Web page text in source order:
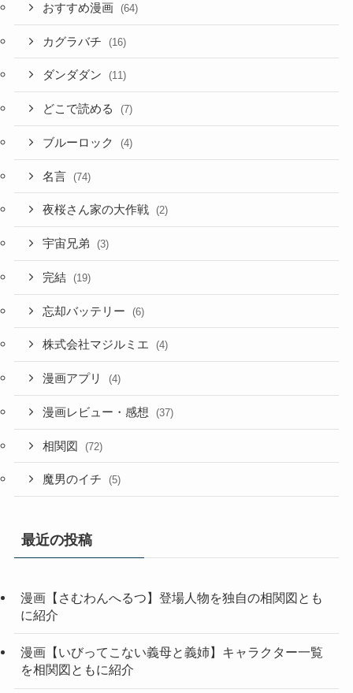
おすすめ漫画 (64)
カグラバチ (16)
ダンダダン (11)
どこで読める (7)
ブルーロック (4)
名言 (74)
夜桜さん家の大作戦 (2)
宇宙兄弟 (3)
完結 (19)
忘却バッテリー (6)
株式会社マジルミエ (4)
漫画アプリ (4)
漫画レビュー・感想 (37)
相関図 (72)
魔男のイチ (5)
最近の投稿
漫画【さむわんへるつ】登場人物を独自の相関図とも
に紹介
漫画【いびってこない義母と義姉】キャラクター一覧
を相関図ともに紹介